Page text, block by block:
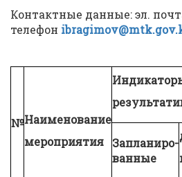
Контактные данные: эл.
телефон
№Наименование
мероприятия
Запланиро-
ванные